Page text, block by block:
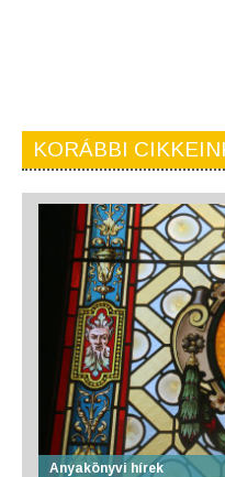
KORÁBBI
Anyakönyvi hírek